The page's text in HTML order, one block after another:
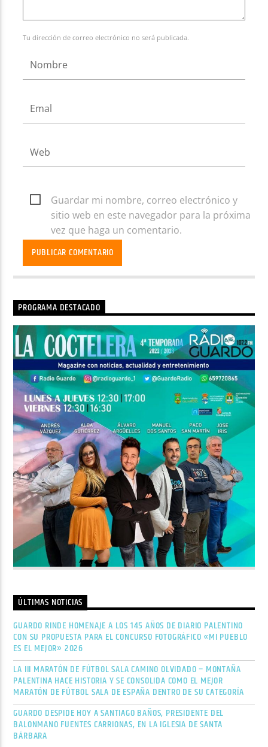
Tu dirección de correo electrónico no será publicada.
Guardar mi nombre, correo electrónico y
sitio web en este navegador para la próxima
vez que haga un comentario.
PROGRAMA DESTACADO
ÚLTIMAS NOTICIAS
GUARDO RINDE HOMENAJE A LOS 145 AÑOS DE DIARIO PALENTINO
CON SU PROPUESTA PARA EL CONCURSO FOTOGRÁFICO «MI PUEBLO
ES EL MEJOR» 2026
LA III MARATÓN DE FÚTBOL SALA CAMINO OLVIDADO – MONTAÑA
PALENTINA HACE HISTORIA Y SE CONSOLIDA COMO EL MEJOR
MARATÓN DE FÚTBOL SALA DE ESPAÑA DENTRO DE SU CATEGORÍA
GUARDO DESPIDE HOY A SANTIAGO BAÑOS, PRESIDENTE DEL
BALONMANO FUENTES CARRIONAS, EN LA IGLESIA DE SANTA
BÁRBARA